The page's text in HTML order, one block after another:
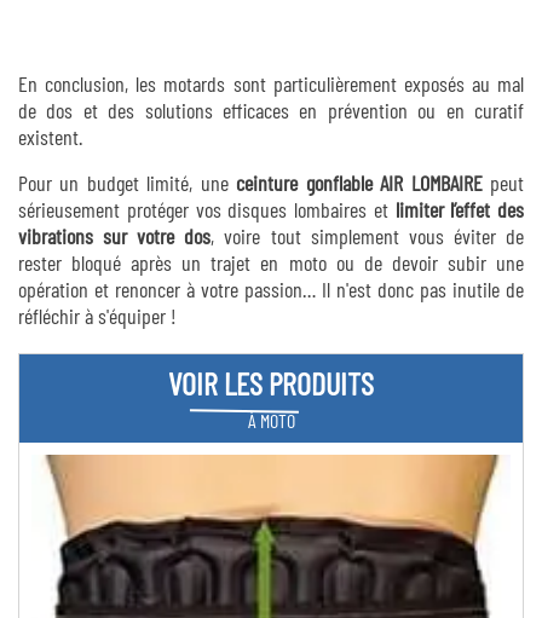
En conclusion, les motards sont particulièrement exposés au mal
de dos et des solutions efficaces en prévention ou en curatif
existent.
Pour un budget limité, une ceinture gonflable AIR LOMBAIREpeut
sérieusement protéger vos disques lombaires et limiter l’effet des
vibrations sur votre dos, voire tout simplement vous éviter de
rester bloqué après un trajet en moto ou de devoir subir une
opération et renoncer à votre passion… Il n'est donc pas inutile de
réfléchir à s'équiper !
VOIR LES PRODUITS
À MOTO